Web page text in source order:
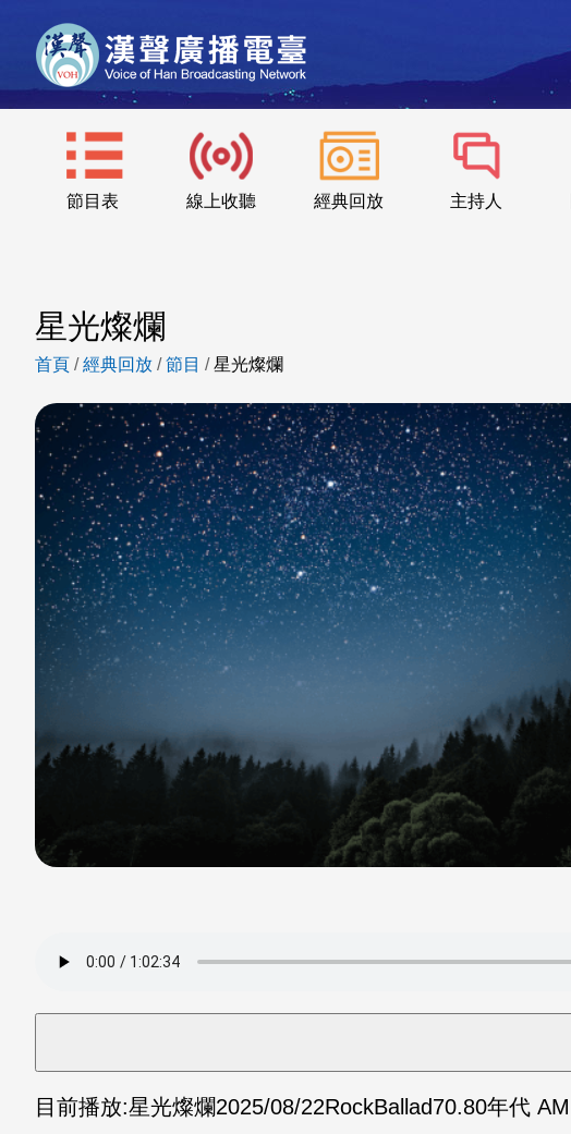
節目表 線上收聽 經典回放 主持人
星光燦爛
首頁 /經典回放 /節目 /星光燦爛
目前播放:星光燦爛2025/08/22RockBallad70.80年代 AM